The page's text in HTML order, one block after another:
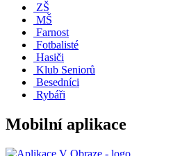
ZŠ
MŠ
Farnost
Fotbalisté
Hasiči
Klub Seniorů
Besedníci
Rybáři
Mobilní aplikace